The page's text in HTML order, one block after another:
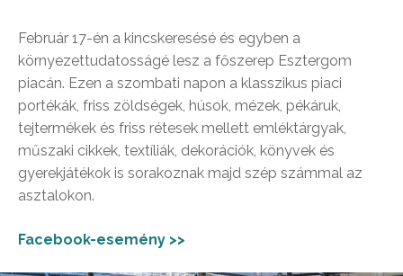
Február 17-én a kincskeresésé és egyben a
környezettudatosságé lesz a főszerep Esztergom
piacán. Ezen a szombati napon a klasszikus piaci
portékák, friss zöldségek, húsok, mézek, pékáruk,
tejtermékek és friss rétesek mellett emléktárgyak,
műszaki cikkek, textíliák, dekorációk, könyvek és
gyerekjátékok is sorakoznak majd szép számmal az
asztalokon.
Facebook-esemény >>